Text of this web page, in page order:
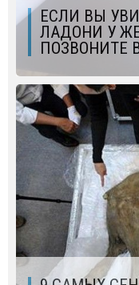
ЕСЛИ ВЫ
ЛАДОНИ У
ПОЗВОНИТЕ